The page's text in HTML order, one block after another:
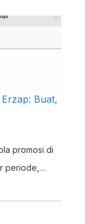
Buat,
promosi di
periode,